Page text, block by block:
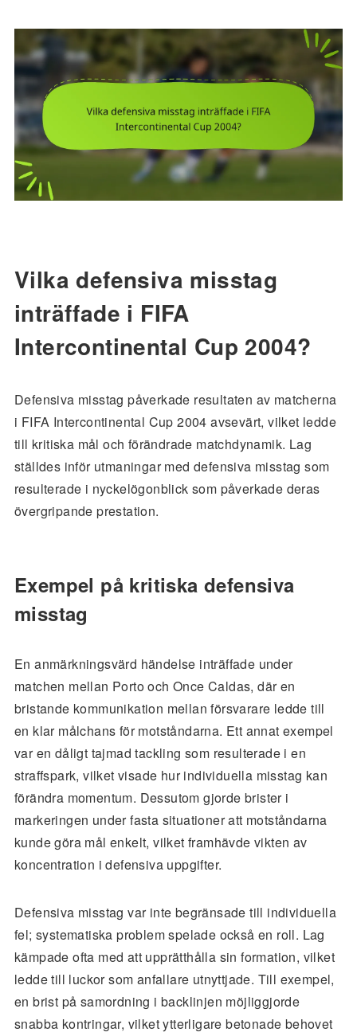
Vilka defensiva misstag
inträffade i FIFA
Intercontinental Cup 2004?
Defensiva misstag påverkade resultaten av matcherna
i FIFA Intercontinental Cup 2004 avsevärt, vilket ledde
till kritiska mål och förändrade matchdynamik. Lag
ställdes inför utmaningar med defensiva misstag som
resulterade i nyckelögonblick som påverkade deras
övergripande prestation.
Exempel på kritiska defensiva
misstag
En anmärkningsvärd händelse inträffade under
matchen mellan Porto och Once Caldas, där en
bristande kommunikation mellan försvarare ledde till
en klar målchans för motståndarna. Ett annat exempel
var en dåligt tajmad tackling som resulterade i en
straffspark, vilket visade hur individuella misstag kan
förändra momentum. Dessutom gjorde brister i
markeringen under fasta situationer att motståndarna
kunde göra mål enkelt, vilket framhävde vikten av
koncentration i defensiva uppgifter.
Defensiva misstag var inte begränsade till individuella
fel; systematiska problem spelade också en roll. Lag
kämpade ofta med att upprätthålla sin formation, vilket
ledde till luckor som anfallare utnyttjade. Till exempel,
en brist på samordning i backlinjen möjliggjorde
snabba kontringar, vilket ytterligare betonade behovet